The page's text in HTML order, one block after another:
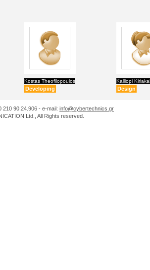
Kostas Theofilopoulos
Developing
Kalliopi
Design
210 90.24.906 - e-mail: info@cybertechnics.gr
Ltd., All Rights reserved.